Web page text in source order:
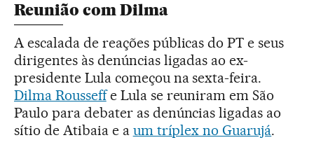
Reunião com Dilma
A escalada de reações públicas do PT e seus
dirigentes às denúncias ligadas ao ex-
presidente Lula começou na sexta-feira.
Dilma Rousseffe Lula se reuniram em São
Paulo para debater as denúncias ligadas ao
sítio de Atibaia e a um tríplex no Guarujá.